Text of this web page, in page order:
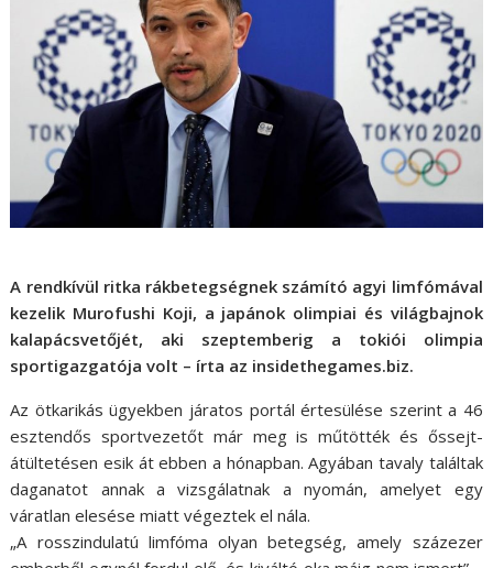
A rendkívül ritka rákbetegségnek számító agyi limfómával
kezelik Murofushi Koji, a japánok olimpiai és világbajnok
kalapácsvetőjét, aki szeptemberig a tokiói olimpia
sportigazgatója volt – írta az insidethegames.biz.
Az ötkarikás ügyekben járatos portál értesülése szerint a 46
esztendős sportvezetőt már meg is műtötték és őssejt-
átültetésen esik át ebben a hónapban. Agyában tavaly találtak
daganatot annak a vizsgálatnak a nyomán, amelyet egy
váratlan elesése miatt végeztek el nála.
„A rosszindulatú limfóma olyan betegség, amely százezer